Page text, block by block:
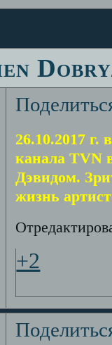
26.10.2017
канала TVN
Дэвидом.
жизнь
+2